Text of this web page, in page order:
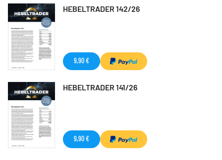
HEBELTRADER 142/26
9,90 €
HEBELTRADER 141/26
9,90 €